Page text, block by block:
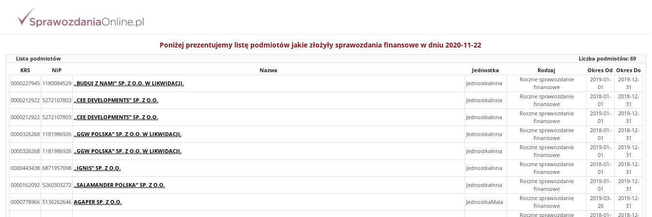
Poniżej prezentujemy listę podmiotów jakie złożyły sprawozdania finansowe w dniu 2020-11-22
Lista podmiotów Liczba podmiotów: 69
KRS
NIP Nazwa Jednostka Rodzaj Okres Od Okres Do
0000227945 1180084529 „BUDUJ Z NAMI” SP. Z O.O. W LIKWIDACJI. JednostkaInna
Roczne sprawozdanie
finansowe
2019-01-
01
2019-12-
31
0000212922 5272107803 „CEE DEVELOPMENTS” SP. Z O.O. JednostkaInna
Roczne sprawozdanie
finansowe
2018-01-
01
2018-12-
31
0000212922 5272107803 „CEE DEVELOPMENTS” SP. Z O.O. JednostkaInna
Roczne sprawozdanie
finansowe
2019-01-
01
2019-12-
31
0000326268 1181986926 „GGW POLSKA” SP. Z O.O. W LIKWIDACJI. JednostkaInna
Roczne sprawozdanie
finansowe
2018-01-
01
2018-12-
31
0000326268 1181986926 „GGW POLSKA” SP. Z O.O. W LIKWIDACJI. JednostkaInna
Roczne sprawozdanie
finansowe
2019-01-
01
2019-12-
31
0000443438 6871957098 „IGNIS” SP. Z O.O. JednostkaInna
Roczne sprawozdanie
finansowe
2018-01-
01
2018-12-
31
0000162092 5260303272 „SALAMANDER POLSKA” SP. Z O.O. JednostkaInna
Roczne sprawozdanie
finansowe
2019-01-
01
2019-12-
31
0000778966 5130262646 AGAPER SP. Z O.O. JednostkaMala
Roczne sprawozdanie
finansowe
2019-03-
26
2019-12-
31
Roczne sprawozdanie
2018-01-
2018-12-